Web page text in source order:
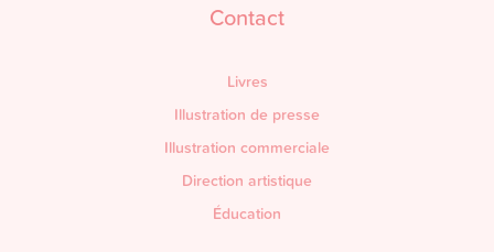
Contact
Livres
Illustration de presse
Illustration commerciale
Direction artistique
Éducation